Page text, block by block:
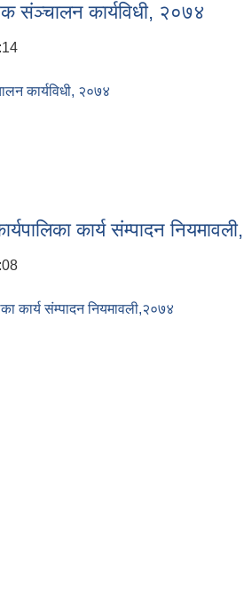
संञ्चालन कार्यविधी, २०७४
कार्यविधी, २०७४
कार्य संम्पादन
कार्य संम्पादन नियमावली,२०७४